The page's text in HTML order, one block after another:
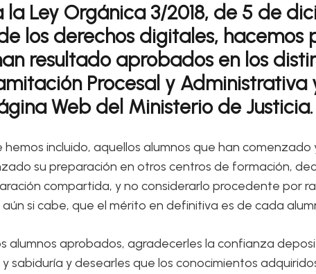
Ley Orgánica 3/2018, de 5 de
los derechos digitales, hacemos
resultado aprobados en los
Procesal y
Web del Ministerio de Justicia.
incluido, aquellos alumnos que han
su preparación en otros centros de formación,
compartida, y no considerarlo procedente por
si cabe, que el mérito en definitiva es de cada
alumnos aprobados, agradecerles la confianza
sabiduría y desearles que los conocimientos